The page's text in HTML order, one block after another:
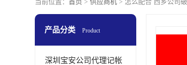
当前位置： 首页 > 供应商机 > 怎么配合 西乡公司
产品分类 Product
深圳宝安公司代理记帐